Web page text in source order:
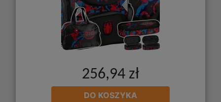
256,94 zł
DO KOSZYKA